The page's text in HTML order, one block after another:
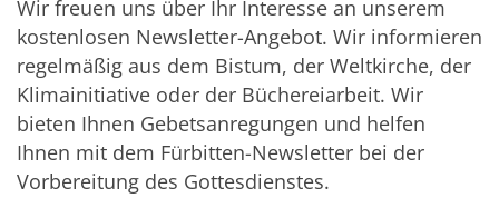
Wir freuen uns über Ihr Interesse an unserem
kostenlosen Newsletter-Angebot. Wir informieren
regelmäßig aus dem Bistum, der Weltkirche, der
Klimainitiative oder der Büchereiarbeit. Wir
bieten Ihnen Gebetsanregungen und helfen
Ihnen mit dem Fürbitten-Newsletter bei der
Vorbereitung des Gottesdienstes.